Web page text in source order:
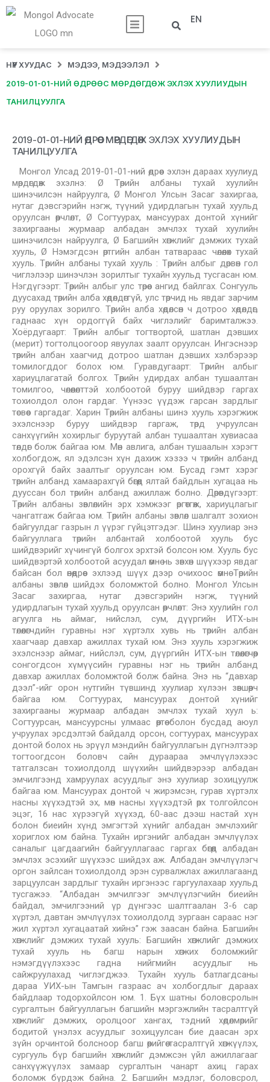
EN
НҮҮР ХУУДАС МЭДЭЭ, МЭДЭЭЛЭЛ
2019-01-01-НИЙ ӨДРӨӨС МӨРДӨГДӨЖ ЭХЛЭХ ХУУЛИУДЫН
ТАНИЛЦУУЛГА
2019-01-01-НИЙ ӨДРӨӨС МӨРДӨГДӨЖ ЭХЛЭХ ХУУЛИУДЫН
ТАНИЛЦУУЛГА
Монгол Улсад 2019-01-01-ний өдрөөс эхлэн дараах хуулиуд
мөрдөгдөж эхэлнэ: Ø Төрийн албаны тухай хуулийн
шинэчилсэн найруулга, Ø Монгол Улсын Засаг захиргаа,
нутаг дэвсгэрийн нэгж, түүний удирдлагын тухай хуульд
оруулсан өөрчлөлт, Ø Согтуурах, мансуурах донтой хүнийг
захиргааны журмаар албадан эмчлэх тухай хуулийн
шинэчилсэн найруулга, Ø Багшийн хөгжлийг дэмжих тухай
хууль, Ø Нэмэгдсэн өртгийн албан татвараас чөлөөлөх тухай
хууль. Төрийн албаны тухай хууль : Төрийн албыг дөрвөн гол
чиглэлээр шинэчлэн зорилтыг тухайн хуульд тусгасан юм.
Нэгдүгээрт: Төрийн албыг улс төрөөс ангид байлгах. Сонгууль
дуусахад төрийн алба хөдөлдөггүй, улс төрчид нь явдаг зарчим
руу оруулах зорилго. Төрийн алба хөдөлсөн ч дотроо хөдөлдөг,
гаднаас хүн ордоггүй байх чиглэлийг баримталжээ.
Хоёрдугаарт: Төрийн албыг тогтвортой, шатлан дэвших
(мерит) тогтолцоогоор явуулах заалт оруулсан. Ингэснээр
төрийн албан хаагчид дотроо шатлан дэвших хэлбэрээр
томилогддог болох юм. Гуравдугаарт: Төрийн албыг
хариуцлагатай болгох. Төрийн удирдах албан тушаалтан
томилгоо, чөлөөлөлттэй холбоотой буруу шийдвэр гаргах
тохиолдол олон гардаг. Үүнээс үүдэж гарсан зардлыг
төсвөөс гаргадаг. Харин Төрийн албаны шинэ хууль хэрэгжиж
эхэлснээр буруу шийдвэр гаргаж, төрд учруулсан
санхүүгийн хохирлыг буруутай албан тушаалтан хувиасаа
төлдөг болж байгаа юм. Мөн авлига, албан тушаалын хэрэгт
холбогдож, ял эдэлсэн хүн дахиж хэзээ ч төрийн албанд
орохгүй байх заалтыг оруулсан юм. Бусад гэмт хэрэг
төрийн албанд хамаарахгүй бөгөөд ялтай байдлын хугацаа нь
дууссан бол төрийн албанд ажиллаж болно. Дөрөвдүгээрт:
Төрийн албаны зөвлөлийн эрх хэмжээг өргөтгөж, хариуцлагыг
чангатгаж байгаа юм. Төрийн албаны зөвлөл шалгалт зохион
байгуулдаг газрын л үүрэг гүйцэтгэдэг. Шинэ хуулиар энэ
байгууллага төрийн албантай холбоотой хууль бус
шийдвэрийг хүчингүй болгох эрхтэй болсон юм. Хууль бус
шийдвэртэй холбоотой асуудал өмнө нь зөвхөн шүүхээр явдаг
байсан бол өнөөдрөөс эхлээд шүүх дээр очихоос өмнө Төрийн
албаны зөвлөл шийдэх боломжтой болно. Монгол Улсын
Засаг захиргаа, нутаг дэвсгэрийн нэгж, түүний
удирдлагын тухай хуульд оруулсан өөрчлөлт: Энэ хуулийн гол
агуулга нь аймаг, нийслэл, сум, дүүргийн ИТХ-ын
төлөөлөгчдийн гуравны нэг хүртэлх хувь нь төрийн албан
хаагчаар давхар ажиллах тухай юм. Энэ хууль хэрэгжиж
эхэлснээр аймаг, нийслэл, сум, дүүргийн ИТХ-ын төлөөлөгчөөр
сонгогдсон хүмүүсийн гуравны нэг нь төрийн албанд
давхар ажиллах боломжтой болж байна. Энэ нь “давхар
дээл”-ийг орон нутгийн түвшинд хуулиар хүлээн зөвшөөрч
байгаа юм. Согтуурах, мансуурах донтой хүнийг
захиргааны журмаар албадан эмчлэх тухай хуул ь:
Согтуурсан, мансуурсны улмаас өөртөө болон бусдад аюул
учруулах эрсдэлтэй байдалд орсон, согтуурах, мансуурах
донтой болох нь эрүүл мэндийн байгууллагын дүгнэлтээр
тогтоогдсон боловч сайн дураараа эмчлүүлэхээс
татгалзсан тохиолдолд шүүхийн шийдвэрээр албадан
эмчилгээнд хамруулах асуудлыг энэ хуулиар зохицуулж
байгаа юм. Мансуурах донтой ч жирэмсэн, гурав хүртэлх
насны хүүхэдтэй эх, мөн насны хүүхэдтэй өрх толгойлсон
эцэг, 16 нас хүрээгүй хүүхэд, 60-аас дээш настай хүн
болон биеийн хүнд эмгэгтэй хүнийг албадан эмчлэхийг
хориглох юм байна. Тухайн иргэнийг албадан эмчлүүлэх
саналыг цагдаагийн байгууллагаас гаргах бөгөөд албадан
эмчлэх эсэхийг шүүхээс шийдэх аж. Албадан эмчлүүлэгч
оргон зайлсан тохиолдолд эрэн сурвалжлах ажиллагаанд
зарцуулсан зардлыг тухайн иргэнээс гаргуулахаар хуульд
тусгажээ. “Албадан эмчилгээг эмчлүүлэгчийн биеийн
байдал, эмчилгээний үр дүнгээс шалтгаалан 3-6 сар
хүртэл, давтан эмчлүүлэх тохиолдолд зургаан сараас нэг
жил хүртэл хугацаатай хийнэ” гэж заасан байна. Багшийн
хөгжлийг дэмжих тухай хууль: Багшийн хөгжлийг дэмжих
тухай хууль нь багш нарын хөгжих боломжийг
нэмэгдүүлэхээс гадна нийгмийн асуудлыг нь
сайжруулахад чиглэгджээ. Тухайн хууль батлагдсаны
дараа УИХ-ын Тамгын газраас ач холбогдлыг дараах
байдлаар тодорхойлсон юм. 1. Бүх шатны боловсролын
сургалтын байгууллагын багшийн мэргэжлийн тасралтгүй
хөгжлийг дэмжих, оролцоог хангах, тэдний хөдөлмөрийг
бодитой үнэлэх асуудлыг зохицуулсан бие даасан эрх
зүйн орчинтой болсноор багш өөрийгөө тасралтгүй хөгжүүлэх,
сургууль бүр багшийн хөгжлийг дэмжсэн үйл ажиллагааг
санхүүжүүлэх замаар сургалтын чанарт ахиц гарах
боломж бүрдэж байна. 2. Багшийн мэдлэг, боловсрол,